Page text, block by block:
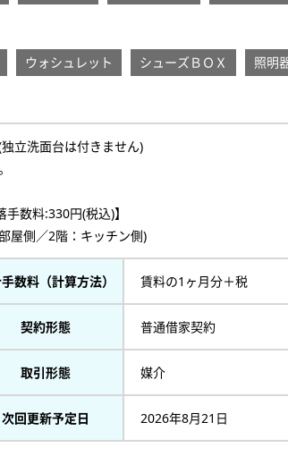
ウォシュレット シューズＢＯＸ 照明
立洗面台は付きません)
数料:330円(税込)】
屋側／2階：キッチン側)
数料（計算方法） 賃料の1ヶ月分＋税
契約形態 普通借家契約
取引形態 媒介
次回更新予定日 2026年8月21日